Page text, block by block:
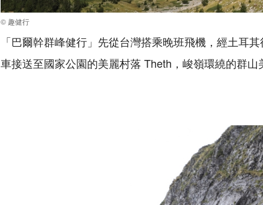
© 趣健行
「巴爾幹群峰健行」先從台灣搭乘晚班飛機，經土耳
車接送至國家公園的美麗村落 Theth ，峻嶺環繞的群